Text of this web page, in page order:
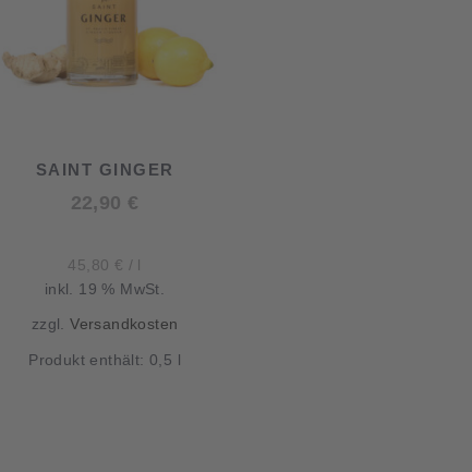
SAINT GINGER
22,90 €
45,80 € / l
inkl. 19 % MwSt.
zzgl.Versandkosten
Produkt enthält: 0,5 l